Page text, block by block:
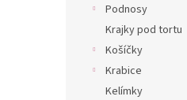
Podnosy
Krajky pod tortu
Košíčky
Krabice
Kelímky